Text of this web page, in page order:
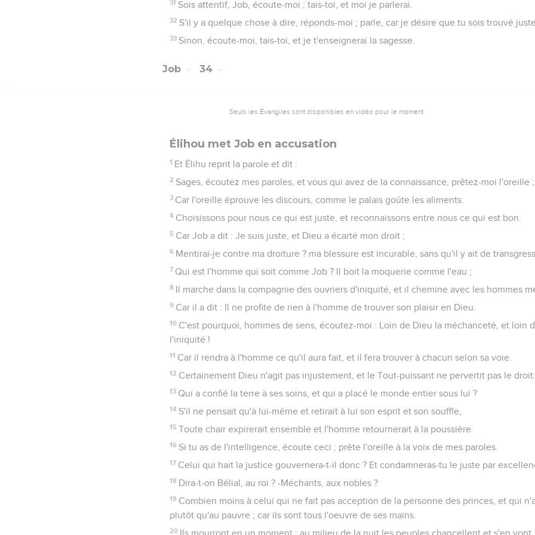
31 Sois attentif, Job, écoute-moi ; tais-toi, et moi je parlerai.
32 S'il y a quelque chose à dire, réponds-moi ; parle, car je désire que tu sois trouvé
33 Sinon, écoute-moi, tais-toi, et je t'enseignerai la sagesse.
Job 34
Seuls les Évangiles sont disponibles en vidéo pour le moment.
Élihou met Job en accusation
1 Et Élihu reprit la parole et dit :
2 Sages, écoutez mes paroles, et vous qui avez de la connaissance, prêtez-moi l'oreille ;
3 Car l'oreille éprouve les discours, comme le palais goûte les aliments.
4 Choisissons pour nous ce qui est juste, et reconnaissons entre nous ce qui est bon.
5 Car Job a dit : Je suis juste, et Dieu a écarté mon droit ;
6 Mentirai-je contre ma droiture ? ma blessure est incurable, sans qu'il y ait de
7 Qui est l'homme qui soit comme Job ? Il boit la moquerie comme l'eau ;
8 Il marche dans la compagnie des ouvriers d'iniquité, et il chemine avec les hommes
9 Car il a dit : Il ne profite de rien à l'homme de trouver son plaisir en Dieu.
10 C'est pourquoi, hommes de sens, écoutez-moi : Loin de Dieu la méchanceté, et loin
l'iniquité !
11 Car il rendra à l'homme ce qu'il aura fait, et il fera trouver à chacun selon sa voie.
12 Certainement Dieu n'agit pas injustement, et le Tout-puissant ne pervertit pas le droit.
13 Qui a confié la terre à ses soins, et qui a placé le monde entier sous lui ?
14 S'il ne pensait qu'à lui-même et retirait à lui son esprit et son souffle,
15 Toute chair expirerait ensemble et l'homme retournerait à la poussière.
16 Si tu as de l'intelligence, écoute ceci ; prête l'oreille à la voix de mes paroles.
17 Celui qui hait la justice gouvernera-t-il donc ? Et condamneras-tu le juste par
18 Dira-t-on Bélial, au roi ? -Méchants, aux nobles ?
19 Combien moins à celui qui ne fait pas acception de la personne des princes, et qui
plutôt qu'au pauvre ; car ils sont tous l'oeuvre de ses mains.
20 Ils mourront en un moment ; au milieu de la nuit les peuples chancellent et s'en